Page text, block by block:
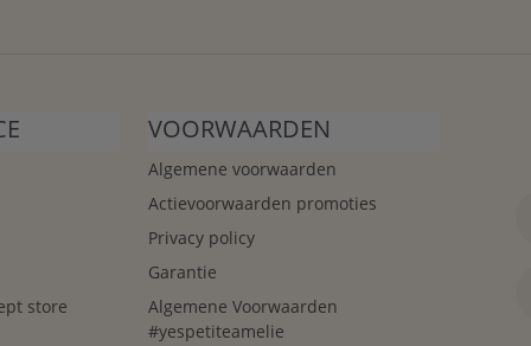
store
VOORWAARDEN
Algemene voorwaarden
Actievoorwaarden promoties
Privacy policy
Garantie
Algemene Voorwaarden
#yespetiteamelie